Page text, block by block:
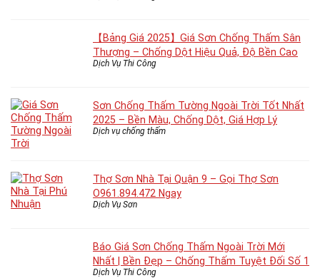
【Bảng Giá 2025】Giá Sơn Chống Thấm Sân
Thượng – Chống Dột Hiệu Quả, Độ Bền Cao
Dịch Vụ Thi Công
Sơn Chống Thấm Tường Ngoài Trời Tốt Nhất
2025 – Bền Màu, Chống Dột, Giá Hợp Lý
Dịch vụ chống thấm
Thợ Sơn Nhà Tại Quận 9 – Gọi Thợ Sơn
O961.894.472 Ngay
Dịch Vụ Sơn
Báo Giá Sơn Chống Thấm Ngoài Trời Mới
Nhất | Bền Đẹp – Chống Thấm Tuyệt Đối Số 1
Dịch Vụ Thi Công